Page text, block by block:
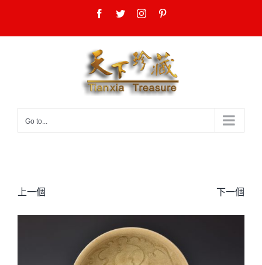
content
Facebook
TwitterInstagram
Go to...
上一個 下一個